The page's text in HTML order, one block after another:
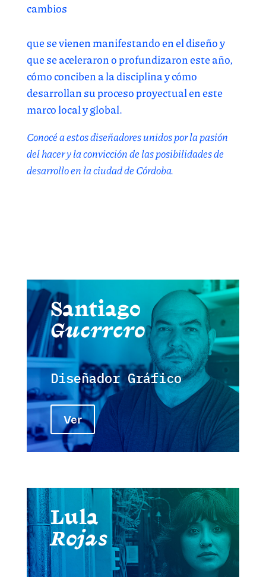
cambios
que se vienen manifestando en el diseño y
que se aceleraron o profundizaron este año,
cómo conciben a la disciplina y cómo
desarrollan su proceso proyectual en este
marco local y global.
Conocé a estos diseñadores unidos por la pasión
del hacer y la convicción de las posibilidades de
desarrollo en la ciudad de Córdoba.
Santiago
Guerrero
Diseñador Gráfico
Ver
Lula
Rojas